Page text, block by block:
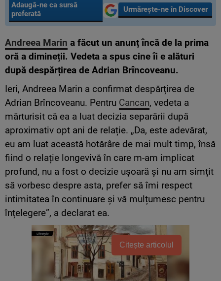
Adaugă-ne ca sursă
preferată
Urmărește-ne în Discover
Andreea Marin a făcut un anunț încă de la prima
oră a dimineții. Vedeta a spus cine îi e alături
după despărțirea de Adrian Brîncoveanu.
Ieri, Andreea Marin a confirmat despărțirea de
Adrian Brîncoveanu. Pentru Cancan, vedeta a
mărturisit că ea a luat decizia separării după
aproximativ opt ani de relație. „Da, este adevărat,
eu am luat această hotărâre de mai mult timp, însă
fiind o relație longevivă în care m-am implicat
profund, nu a fost o decizie ușoară și nu am simțit
să vorbesc despre asta, prefer să îmi respect
intimitatea în continuare și vă mulțumesc pentru
înțelegere”, a declarat ea.
Citește articolul